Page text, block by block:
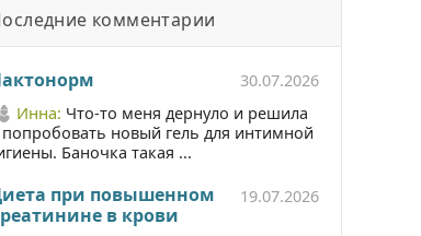
комментарии
30.07.2026
Инна: Что-то меня дернуло и решила
новый гель для интимной
Баночка такая ...
при повышенном
в крови
19.07.2026